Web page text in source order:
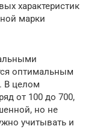
характеристик
марки
оптимальным
В целом
от 100 до 700,
но не
учитывать и